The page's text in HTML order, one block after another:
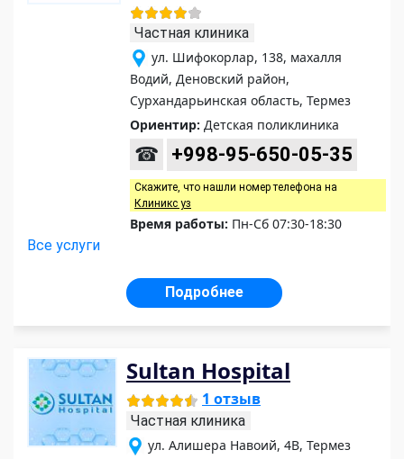
Частная клиника
ул. Шифокорлар, 138, махалля
Водий, Деновский район,
Сурхандарьинская область, Термез
Ориентир: Детская поликлиника
☎ +998-95-650-05-35
Скажите, что нашли номер телефона на
Клиникс уз
Время работы: Пн-Сб 07:30-18:30
Все услуги
Подробнее
Sultan Hospital
1 отзыв
Частная клиника
ул. Алишера Навоий, 4B, Термез